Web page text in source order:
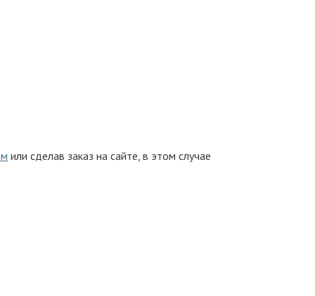
или сделав заказ на сайте, в этом случае